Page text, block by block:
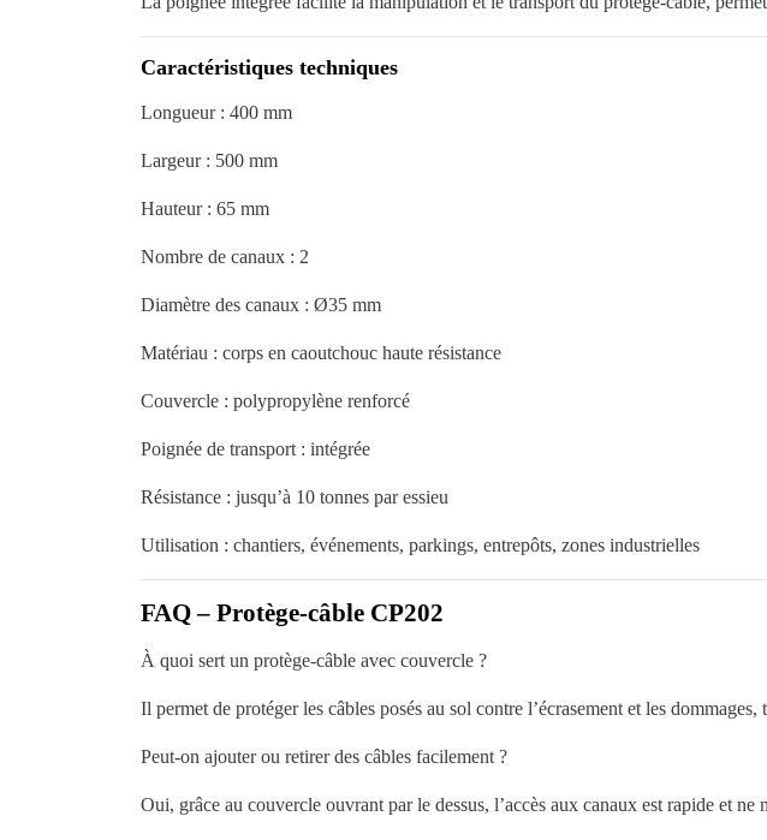
Caractéristiques techniques
Longueur : 400 mm
Largeur : 500 mm
Hauteur : 65 mm
Nombre de canaux : 2
Diamètre des canaux : Ø35 mm
Matériau : corps en caoutchouc haute résistance
Couvercle : polypropylène renforcé
Poignée de transport : intégrée
Résistance : jusqu’à 10 tonnes par essieu
Utilisation : chantiers, événements, parkings, entrepôts, zones industrielles
FAQ – Protège-câble CP202
À quoi sert un protège-câble avec couvercle ?
Il permet de protéger les câbles posés au sol contre l’écrasement et les
Peut-on ajouter ou retirer des câbles facilement ?
Oui, grâce au couvercle ouvrant par le dessus, l’accès aux canaux est rapide et ne